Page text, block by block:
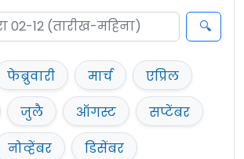
फेब्रुवारी मार्च
एप्रिल
जुलै ऑगस्ट
सप्टेंबर
नोव्हेंबर डिसेंबर